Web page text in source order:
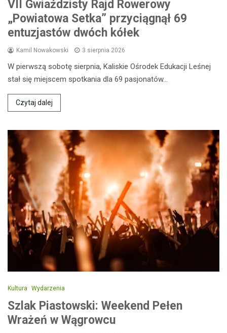
VII Gwiaździsty Rajd Rowerowy
„Powiatowa Setka” przyciągnął 69
entuzjastów dwóch kółek
Kamil Nowakowski 3 sierpnia 2026
W pierwszą sobotę sierpnia, Kaliskie Ośrodek Edukacji Leśnej
stał się miejscem spotkania dla 69 pasjonatów…
Czytaj dalej
Kultura Wydarzenia
Szlak Piastowski: Weekend Pełen
Wrażeń w Wągrowcu